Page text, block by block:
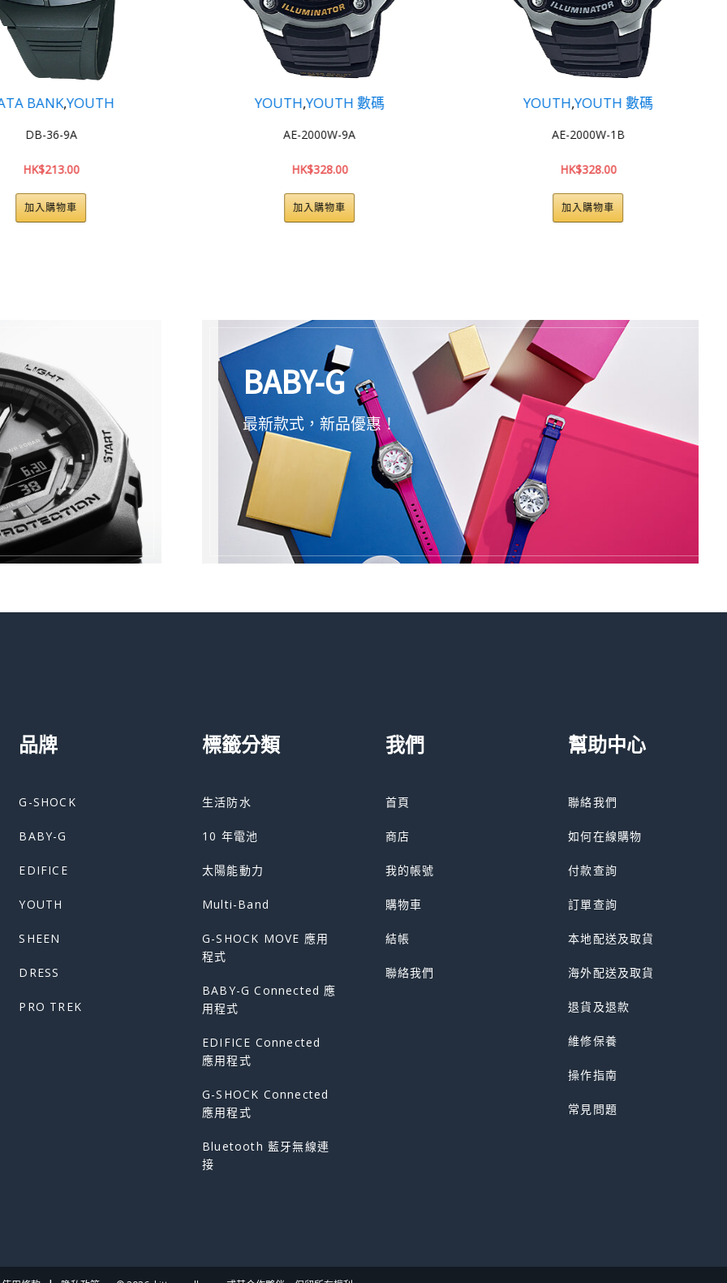
YOUTH YOUTH YOUTH
BABY-G
最新款式，新品優惠！
品牌
G-SHOCK
BABY-G
EDIFICE
YOUTH
SHEEN
DRESS
PRO TREK
標籤分類
生活防水
10 年電池
太陽能動力
Multi-Band
G-SHOCK MOVE 應用
程式
BABY-G Connected 應
用程式
EDIFICE Connected
應用程式
G-SHOCK Connected
應用程式
Bluetooth 藍牙無線連
接
我們
首頁
商店
我的帳號
購物車
結帳
聯絡我們
幫助中心
聯絡我們
如何在線購物
付款查詢
訂單查詢
本地配送及取貨
海外配送及取貨
退貨及退款
維修保養
操作指南
常見問題